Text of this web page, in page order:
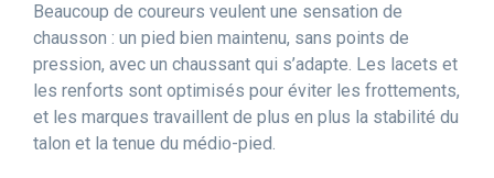
Beaucoup de coureurs veulent une sensation de
chausson : un pied bien maintenu, sans points de
pression, avec un chaussant qui s’adapte. Les lacets et
les renforts sont optimisés pour éviter les frottements,
et les marques travaillent de plus en plus la stabilité du
talon et la tenue du médio-pied.